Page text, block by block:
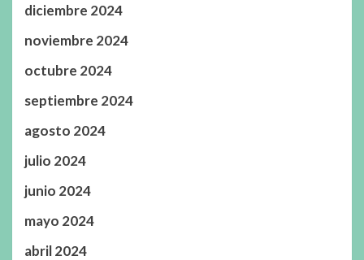
diciembre 2024
noviembre 2024
octubre 2024
septiembre 2024
agosto 2024
julio 2024
junio 2024
mayo 2024
abril 2024